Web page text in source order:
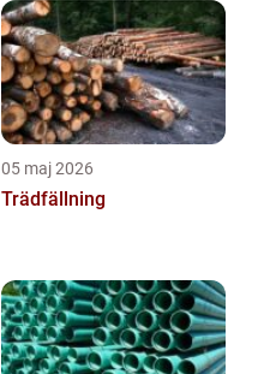
05 maj 2026
Trädfällning